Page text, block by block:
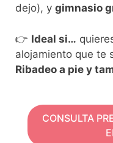
dejo), y gimnasio
👉 Ideal si…
alojamiento que te
Ribadeo a pie y
CONSULTA